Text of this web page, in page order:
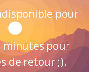
pour
minutes pour
de retour ;).